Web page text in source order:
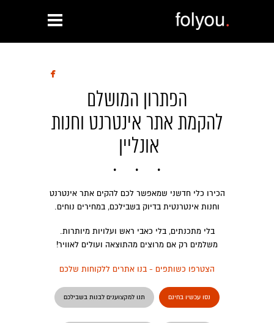

הפתרון המושלם
להקמת אתר אינטרנט וחנות
אונליין
הכירו כלי חדשני שמאפשר לכם להקים אתר אינטרנט
וחנות אינטרנטית בדיוק בשבילכם, במחירים נוחים.
בלי מתכנתים, בלי כאבי ראש ועלויות מיותרות.
משלמים רק אם מרוצים מהתוצאה ועולים לאוויר!
הצטרפו כשותפים - בנו אתרים ללקוחות שלכם
נסו עכשיו בחינם תנו למקצוענים לבנות בשבילכם